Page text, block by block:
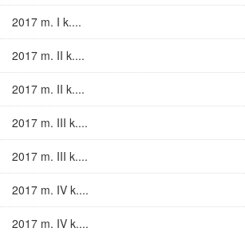
2017 m. I k....
2017 m. II k....
2017 m. II k....
2017 m. III k....
2017 m. III k....
2017 m. IV k....
2017 m. IV k....